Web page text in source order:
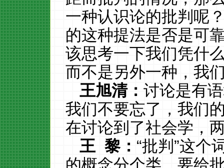
一种认识论的批判呢
的这种提法是否是可
该思考一下我们凭什
而不是另外一种，我
王旭清：讨论是有
我们不要忘了，我们
在讨论到了社会学，
王 黎：“批判”这个